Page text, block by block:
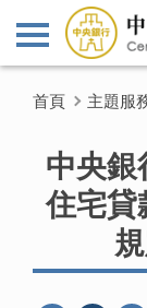
首頁 主題服
中央銀
住宅貸